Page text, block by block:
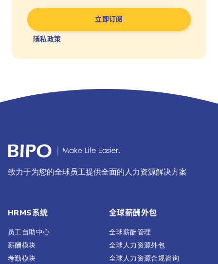
隱私政策
致力于为您的全球员工提供全面的人力资源解决方案
HRMS系统
员工自助中心
薪酬模块
考勤模块
全球薪酬外包
全球薪酬管理
全球人力资源外包
全球人力资源合规咨询